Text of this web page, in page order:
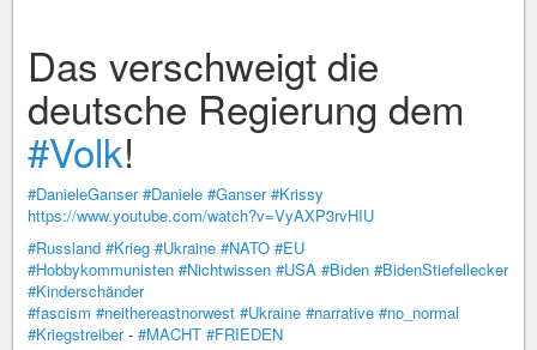
Das verschweigt die
deutsche Regierung dem
#Volk!
#DanieleGanser #Daniele #Ganser #Krissy
https://www.youtube.com/watch?v=VyAXP3rvHIU
#Russland #Krieg #Ukraine #NATO #EU
#Hobbykommunisten #Nichtwissen #USA #Biden #BidenStiefellecker
#Kinderschänder
#fascism #neithereastnorwest #Ukraine #narrative #no_normal
#Kriegstreiber- #MACHT #FRIEDEN